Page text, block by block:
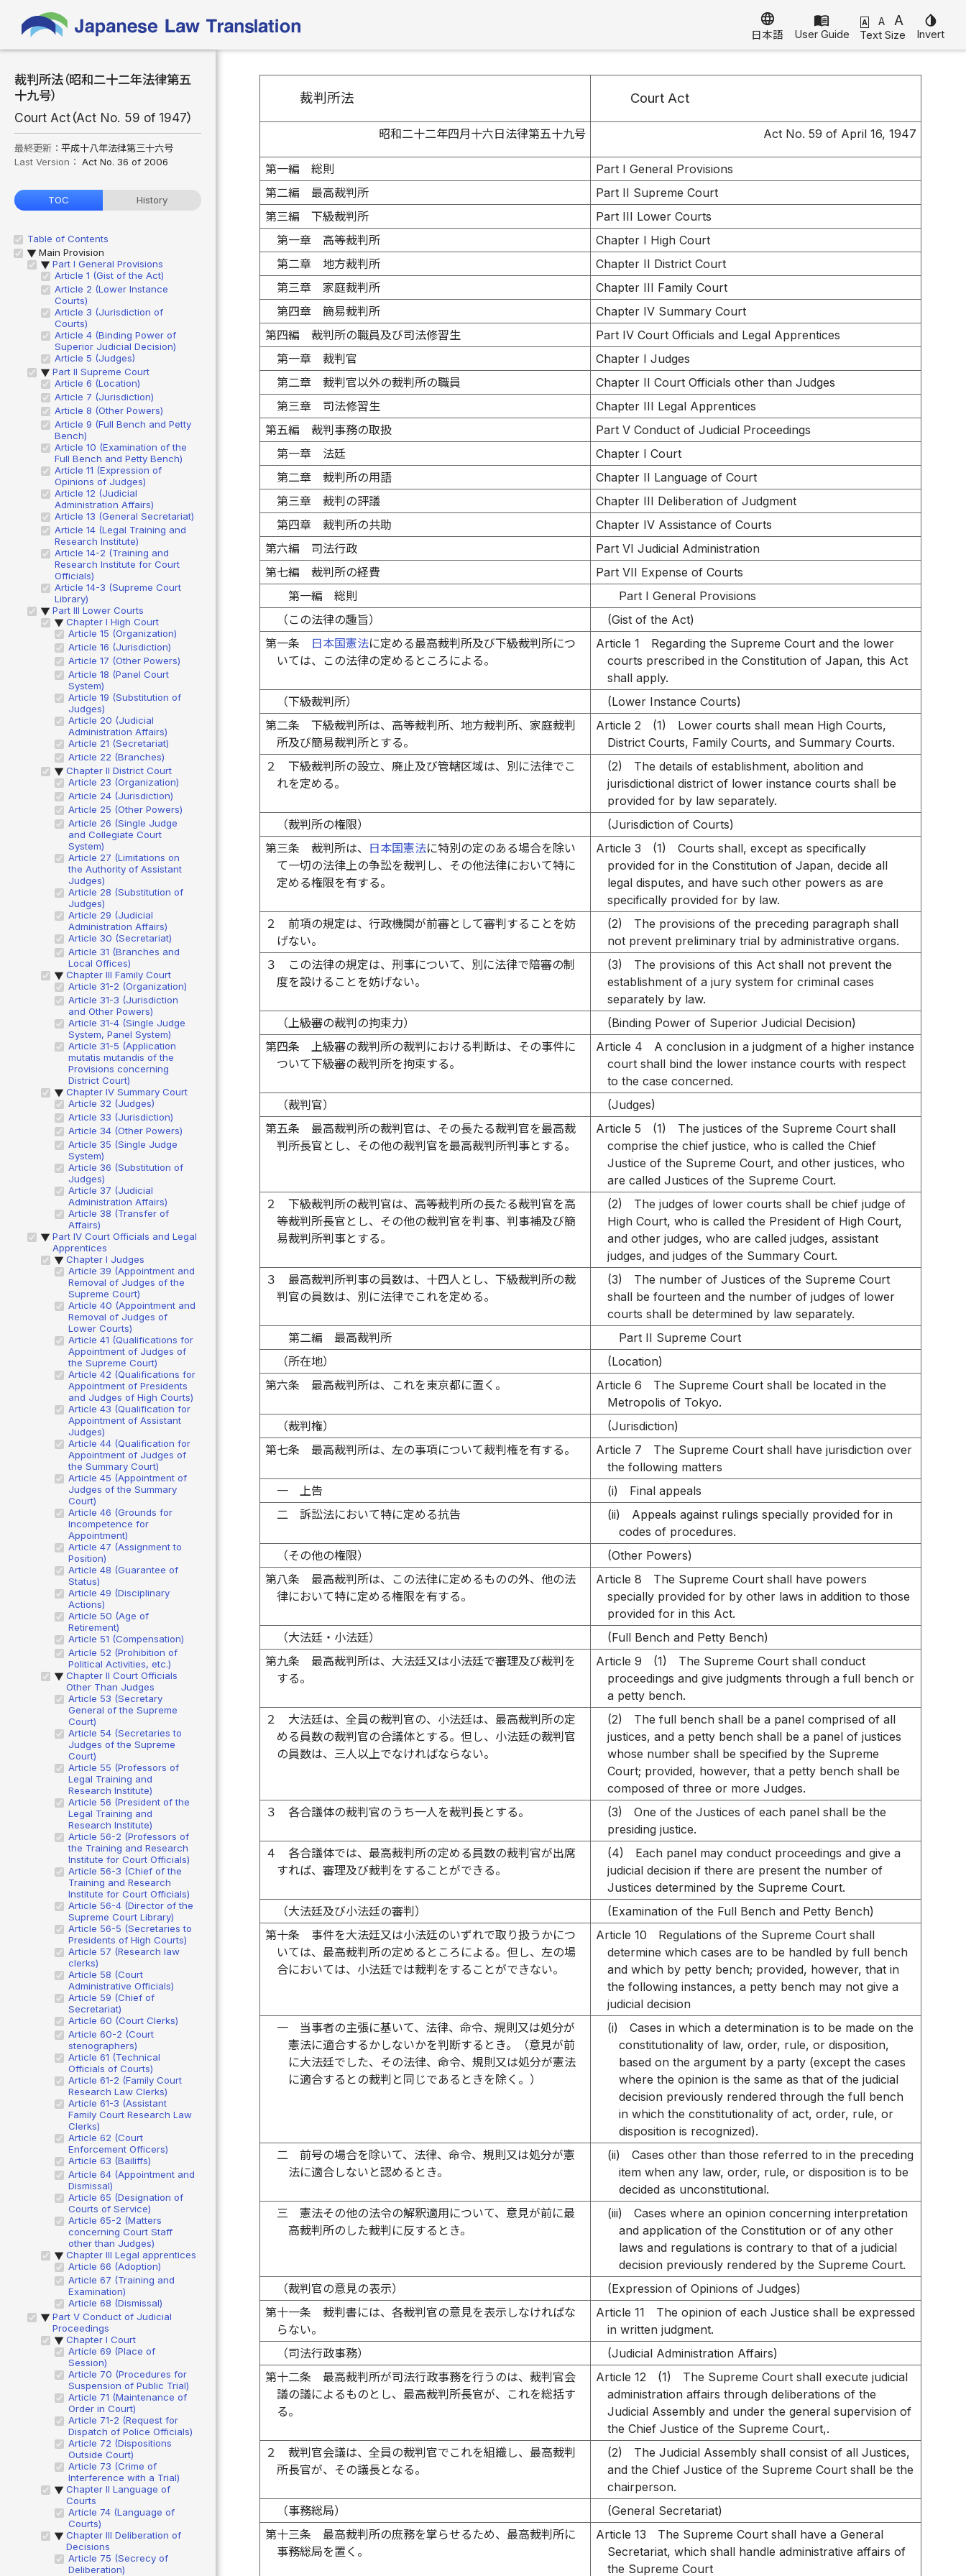
language
日本語
menu_book
User Guide
A A A
Text Size
invert_colors
Invert
裁判所法（昭和二十二年法律第五
十九号）
Court Act（Act No. 59 of 1947）
最終更新： 平成十八年法律第三十六号
Last Version： Act No. 36 of 2006
TOC History
Table of Contents
▶ Main Provision
▶ Part I General Provisions
Article 1 (Gist of the Act)
Article 2 (Lower Instance
Courts)
Article 3 (Jurisdiction of
Courts)
Article 4 (Binding Power of
Superior Judicial Decision)
Article 5 (Judges)
▶ Part II Supreme Court
Article 6 (Location)
Article 7 (Jurisdiction)
Article 8 (Other Powers)
Article 9 (Full Bench and Petty
Bench)
Article 10 (Examination of the
Full Bench and Petty Bench)
Article 11 (Expression of
Opinions of Judges)
Article 12 (Judicial
Administration Affairs)
Article 13 (General Secretariat)
Article 14 (Legal Training and
Research Institute)
Article 14-2 (Training and
Research Institute for Court
Officials)
Article 14-3 (Supreme Court
Library)
▶ Part III Lower Courts
▶ Chapter I High Court
Article 15 (Organization)
Article 16 (Jurisdiction)
Article 17 (Other Powers)
Article 18 (Panel Court
System)
Article 19 (Substitution of
Judges)
Article 20 (Judicial
Administration Affairs)
Article 21 (Secretariat)
Article 22 (Branches)
▶ Chapter II District Court
Article 23 (Organization)
Article 24 (Jurisdiction)
Article 25 (Other Powers)
Article 26 (Single Judge
and Collegiate Court
System)
Article 27 (Limitations on
the Authority of Assistant
Judges)
Article 28 (Substitution of
Judges)
Article 29 (Judicial
Administration Affairs)
Article 30 (Secretariat)
Article 31 (Branches and
Local Offices)
▶ Chapter III Family Court
Article 31-2 (Organization)
Article 31-3 (Jurisdiction
and Other Powers)
Article 31-4 (Single Judge
System, Panel System)
Article 31-5 (Application
mutatis mutandis of the
Provisions concerning
District Court)
▶ Chapter IV Summary Court
Article 32 (Judges)
Article 33 (Jurisdiction)
Article 34 (Other Powers)
Article 35 (Single Judge
System)
Article 36 (Substitution of
Judges)
Article 37 (Judicial
Administration Affairs)
Article 38 (Transfer of
Affairs)
▶ Part IV Court Officials and Legal
Apprentices
▶ Chapter I Judges
Article 39 (Appointment and
Removal of Judges of the
Supreme Court)
Article 40 (Appointment and
Removal of Judges of
Lower Courts)
Article 41 (Qualifications for
Appointment of Judges of
the Supreme Court)
Article 42 (Qualifications for
Appointment of Presidents
and Judges of High Courts)
Article 43 (Qualification for
Appointment of Assistant
Judges)
Article 44 (Qualification for
Appointment of Judges of
the Summary Court)
Article 45 (Appointment of
Judges of the Summary
Court)
Article 46 (Grounds for
Incompetence for
Appointment)
Article 47 (Assignment to
Position)
Article 48 (Guarantee of
Status)
Article 49 (Disciplinary
Actions)
Article 50 (Age of
Retirement)
Article 51 (Compensation)
Article 52 (Prohibition of
Political Activities, etc.)
▶ Chapter II Court Officials
Other Than Judges
Article 53 (Secretary
General of the Supreme
Court)
Article 54 (Secretaries to
Judges of the Supreme
Court)
Article 55 (Professors of
Legal Training and
Research Institute)
Article 56 (President of the
Legal Training and
Research Institute)
Article 56-2 (Professors of
the Training and Research
Institute for Court Officials)
Article 56-3 (Chief of the
Training and Research
Institute for Court Officials)
Article 56-4 (Director of the
Supreme Court Library)
Article 56-5 (Secretaries to
Presidents of High Courts)
Article 57 (Research law
clerks)
Article 58 (Court
Administrative Officials)
Article 59 (Chief of
Secretariat)
Article 60 (Court Clerks)
Article 60-2 (Court
stenographers)
Article 61 (Technical
Officials of Courts)
Article 61-2 (Family Court
Research Law Clerks)
Article 61-3 (Assistant
Family Court Research Law
Clerks)
Article 62 (Court
Enforcement Officers)
Article 63 (Bailiffs)
Article 64 (Appointment and
Dismissal)
Article 65 (Designation of
Courts of Service)
Article 65-2 (Matters
concerning Court Staff
other than Judges)
▶ Chapter III Legal apprentices
Article 66 (Adoption)
Article 67 (Training and
Examination)
Article 68 (Dismissal)
▶ Part V Conduct of Judicial
Proceedings
▶ Chapter I Court
Article 69 (Place of
Session)
Article 70 (Procedures for
Suspension of Public Trial)
Article 71 (Maintenance of
Order in Court)
Article 71-2 (Request for
Dispatch of Police Officials)
Article 72 (Dispositions
Outside Court)
Article 73 (Crime of
Interference with a Trial)
▶ Chapter II Language of
Courts
Article 74 (Language of
Courts)
▶ Chapter III Deliberation of
Decisions
Article 75 (Secrecy of
Deliberation)
裁判所法 Court Act
昭和二十二年四月十六日法律第五十九号 Act No. 59 of April 16, 1947
第一編 総則
Part I General Provisions
第二編 最高裁判所
Part II Supreme Court
第三編 下級裁判所
Part III Lower Courts
第一章 高等裁判所
Chapter I High Court
第二章 地方裁判所
Chapter II District Court
第三章 家庭裁判所
Chapter III Family Court
第四章 簡易裁判所
Chapter IV Summary Court
第四編 裁判所の職員及び司法修習生
Part IV Court Officials and Legal Apprentices
第一章 裁判官
Chapter I Judges
第二章 裁判官以外の裁判所の職員
Chapter II Court Officials other than Judges
第三章 司法修習生
Chapter III Legal Apprentices
第五編 裁判事務の取扱
Part V Conduct of Judicial Proceedings
第一章 法廷
Chapter I Court
第二章 裁判所の用語
Chapter II Language of Court
第三章 裁判の評議
Chapter III Deliberation of Judgment
第四章 裁判所の共助
Chapter IV Assistance of Courts
第六編 司法行政
Part VI Judicial Administration
第七編 裁判所の経費
Part VII Expense of Courts
第一編 総則
Part I General Provisions
（この法律の趣旨）
(Gist of the Act)
第一条
日本国憲法に定める最高裁判所及び下級裁判所につ
いては、この法律の定めるところによる。
Article 1
Regarding the Supreme Court and the lower
courts prescribed in the Constitution of Japan, this Act
shall apply.
（下級裁判所）
(Lower Instance Courts)
第二条
下級裁判所は、高等裁判所、地方裁判所、家庭裁判
所及び簡易裁判所とする。
Article 2 (1)
Lower courts shall mean High Courts,
District Courts, Family Courts, and Summary Courts.
２
下級裁判所の設立、廃止及び管轄区域は、別に法律でこ
れを定める。
(2)
The details of establishment, abolition and
jurisdictional district of lower instance courts shall be
provided for by law separately.
（裁判所の権限）
(Jurisdiction of Courts)
第三条
裁判所は、 日本国憲法に特別の定のある場合を除い
て一切の法律上の争訟を裁判し、その他法律において特に
定める権限を有する。
Article 3 (1)
Courts shall, except as specifically
provided for in the Constitution of Japan, decide all
legal disputes, and have such other powers as are
specifically provided for by law.
２
前項の規定は、行政機関が前審として審判することを妨
げない。
(2)
The provisions of the preceding paragraph shall
not prevent preliminary trial by administrative organs.
３
この法律の規定は、刑事について、別に法律で陪審の制
度を設けることを妨げない。
(3)
The provisions of this Act shall not prevent the
establishment of a jury system for criminal cases
separately by law.
（上級審の裁判の拘束力）
(Binding Power of Superior Judicial Decision)
第四条
上級審の裁判所の裁判における判断は、その事件に
ついて下級審の裁判所を拘束する。
Article 4
A conclusion in a judgment of a higher instance
court shall bind the lower instance courts with respect
to the case concerned.
（裁判官）
(Judges)
第五条
最高裁判所の裁判官は、その長たる裁判官を最高裁
判所長官とし、その他の裁判官を最高裁判所判事とする。
Article 5 (1)
The justices of the Supreme Court shall
comprise the chief justice, who is called the Chief
Justice of the Supreme Court, and other justices, who
are called Justices of the Supreme Court.
２
下級裁判所の裁判官は、高等裁判所の長たる裁判官を高
等裁判所長官とし、その他の裁判官を判事、判事補及び簡
易裁判所判事とする。
(2)
The judges of lower courts shall be chief judge of
High Court, who is called the President of High Court,
and other judges, who are called judges, assistant
judges, and judges of the Summary Court.
３
最高裁判所判事の員数は、十四人とし、下級裁判所の裁
判官の員数は、別に法律でこれを定める。
(3)
The number of Justices of the Supreme Court
shall be fourteen and the number of judges of lower
courts shall be determined by law separately.
第二編 最高裁判所
Part II Supreme Court
（所在地）
(Location)
第六条
最高裁判所は、これを東京都に置く。 Article 6
The Supreme Court shall be located in the
Metropolis of Tokyo.
（裁判権）
(Jurisdiction)
第七条
最高裁判所は、左の事項について裁判権を有する。 Article 7
The Supreme Court shall have jurisdiction over
the following matters
一
上告 (i)
Final appeals
二
訴訟法において特に定める抗告 (ii)
Appeals against rulings specially provided for in
codes of procedures.
（その他の権限）
(Other Powers)
第八条
最高裁判所は、この法律に定めるものの外、他の法
律において特に定める権限を有する。
Article 8
The Supreme Court shall have powers
specially provided for by other laws in addition to those
provided for in this Act.
（大法廷・小法廷）
(Full Bench and Petty Bench)
第九条
最高裁判所は、大法廷又は小法廷で審理及び裁判を
する。
Article 9 (1)
The Supreme Court shall conduct
proceedings and give judgments through a full bench or
a petty bench.
２
大法廷は、全員の裁判官の、小法廷は、最高裁判所の定
める員数の裁判官の合議体とする。但し、小法廷の裁判官
の員数は、三人以上でなければならない。
(2)
The full bench shall be a panel comprised of all
justices, and a petty bench shall be a panel of justices
whose number shall be specified by the Supreme
Court; provided, however, that a petty bench shall be
composed of three or more Judges.
３
各合議体の裁判官のうち一人を裁判長とする。 (3)
One of the Justices of each panel shall be the
presiding justice.
４
各合議体では、最高裁判所の定める員数の裁判官が出席
すれば、審理及び裁判をすることができる。
(4)
Each panel may conduct proceedings and give a
judicial decision if there are present the number of
Justices determined by the Supreme Court.
（大法廷及び小法廷の審判）
(Examination of the Full Bench and Petty Bench)
第十条
事件を大法廷又は小法廷のいずれで取り扱うかにつ
いては、最高裁判所の定めるところによる。但し、左の場
合においては、小法廷では裁判をすることができない。
Article 10
Regulations of the Supreme Court shall
determine which cases are to be handled by full bench
and which by petty bench; provided, however, that in
the following instances, a petty bench may not give a
judicial decision
一
当事者の主張に基いて、法律、命令、規則又は処分が
憲法に適合するかしないかを判断するとき。（意見が前
に大法廷でした、その法律、命令、規則又は処分が憲法
に適合するとの裁判と同じであるときを除く。）
(i)
Cases in which a determination is to be made on the
constitutionality of law, order, rule, or disposition,
based on the argument by a party (except the cases
where the opinion is the same as that of the judicial
decision previously rendered through the full bench
in which the constitutionality of act, order, rule, or
disposition is recognized).
二
前号の場合を除いて、法律、命令、規則又は処分が憲
法に適合しないと認めるとき。
(ii)
Cases other than those referred to in the preceding
item when any law, order, rule, or disposition is to be
decided as unconstitutional.
三
憲法その他の法令の解釈適用について、意見が前に最
高裁判所のした裁判に反するとき。
(iii)
Cases where an opinion concerning interpretation
and application of the Constitution or of any other
laws and regulations is contrary to that of a judicial
decision previously rendered by the Supreme Court.
（裁判官の意見の表示）
(Expression of Opinions of Judges)
第十一条
裁判書には、各裁判官の意見を表示しなければな
らない。
Article 11
The opinion of each Justice shall be expressed
in written judgment.
（司法行政事務）
(Judicial Administration Affairs)
第十二条
最高裁判所が司法行政事務を行うのは、裁判官会
議の議によるものとし、最高裁判所長官が、これを総括す
る。
Article 12 (1)
The Supreme Court shall execute judicial
administration affairs through deliberations of the
Judicial Assembly and under the general supervision of
the Chief Justice of the Supreme Court,.
２
裁判官会議は、全員の裁判官でこれを組織し、最高裁判
所長官が、その議長となる。
(2)
The Judicial Assembly shall consist of all Justices,
and the Chief Justice of the Supreme Court shall be the
chairperson.
（事務総局）
(General Secretariat)
第十三条
最高裁判所の庶務を掌らせるため、最高裁判所に
事務総局を置く。
Article 13
The Supreme Court shall have a General
Secretariat, which shall handle administrative affairs of
the Supreme Court